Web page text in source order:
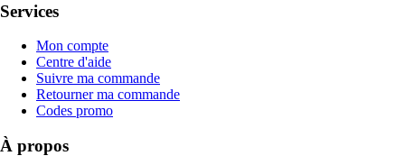
Services
Mon compte
Centre d'aide
Suivre ma commande
Retourner ma commande
Codes promo
À propos